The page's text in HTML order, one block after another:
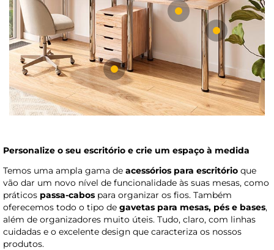
Personalize o seu escritório e crie um espaço à medida
Temos uma ampla gama de acessórios para escritório que
vão dar um novo nível de funcionalidade às suas mesas, como
práticos passa-cabos para organizar os fios. Também
oferecemos todo o tipo de gavetas para mesas, pés e bases,
além de organizadores muito úteis. Tudo, claro, com linhas
cuidadas e o excelente design que caracteriza os nossos
produtos.